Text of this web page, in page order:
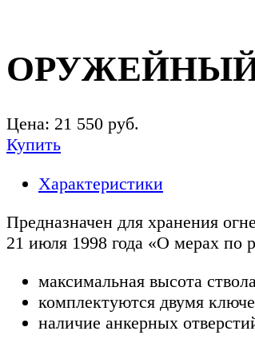
ОРУЖЕЙНЫЙ
Цена: 21 550 руб.
Купить
Характеристики
Предназначен для хранения
21 июля 1998 года «О мерах по
максимальная высота
комплектуются двумя
наличие анкерных